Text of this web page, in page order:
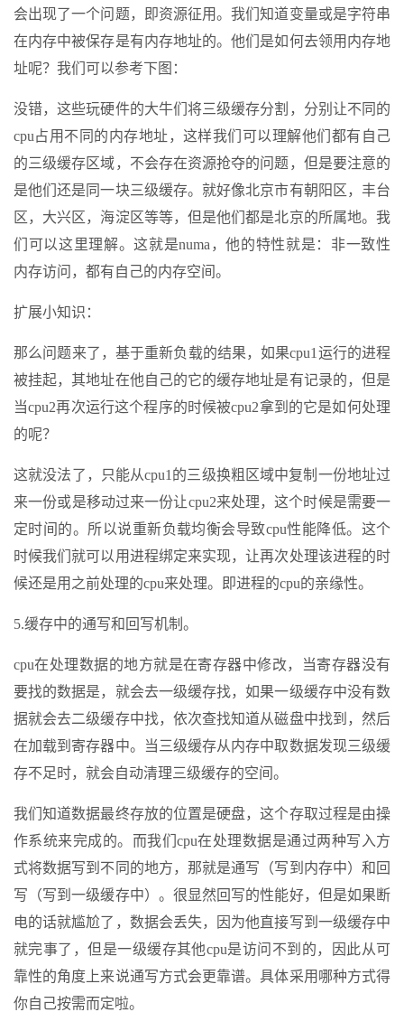
会出现了一个问题，即资源征用。我们知道变量或是字符串
在内存中被保存是有内存地址的。他们是如何去领用内存地
址呢？我们可以参考下图：
没错，这些玩硬件的大牛们将三级缓存分割，分别让不同的
cpu占用不同的内存地址，这样我们可以理解他们都有自己
的三级缓存区域，不会存在资源抢夺的问题，但是要注意的
是他们还是同一块三级缓存。就好像北京市有朝阳区，丰台
区，大兴区，海淀区等等，但是他们都是北京的所属地。我
们可以这里理解。这就是numa，他的特性就是：非一致性
内存访问，都有自己的内存空间。
扩展小知识：
那么问题来了，基于重新负载的结果，如果cpu1运行的进程
被挂起，其地址在他自己的它的缓存地址是有记录的，但是
当cpu2再次运行这个程序的时候被cpu2拿到的它是如何处理
的呢？
这就没法了，只能从cpu1的三级换粗区域中复制一份地址过
来一份或是移动过来一份让cpu2来处理，这个时候是需要一
定时间的。所以说重新负载均衡会导致cpu性能降低。这个
时候我们就可以用进程绑定来实现，让再次处理该进程的时
候还是用之前处理的cpu来处理。即进程的cpu的亲缘性。
5.缓存中的通写和回写机制。
cpu在处理数据的地方就是在寄存器中修改，当寄存器没有
要找的数据是，就会去一级缓存找，如果一级缓存中没有数
据就会去二级缓存中找，依次查找知道从磁盘中找到，然后
在加载到寄存器中。当三级缓存从内存中取数据发现三级缓
存不足时，就会自动清理三级缓存的空间。
我们知道数据最终存放的位置是硬盘，这个存取过程是由操
作系统来完成的。而我们cpu在处理数据是通过两种写入方
式将数据写到不同的地方，那就是通写（写到内存中）和回
写（写到一级缓存中）。很显然回写的性能好，但是如果断
电的话就尴尬了，数据会丢失，因为他直接写到一级缓存中
就完事了，但是一级缓存其他cpu是访问不到的，因此从可
靠性的角度上来说通写方式会更靠谱。具体采用哪种方式得
你自己按需而定啦。